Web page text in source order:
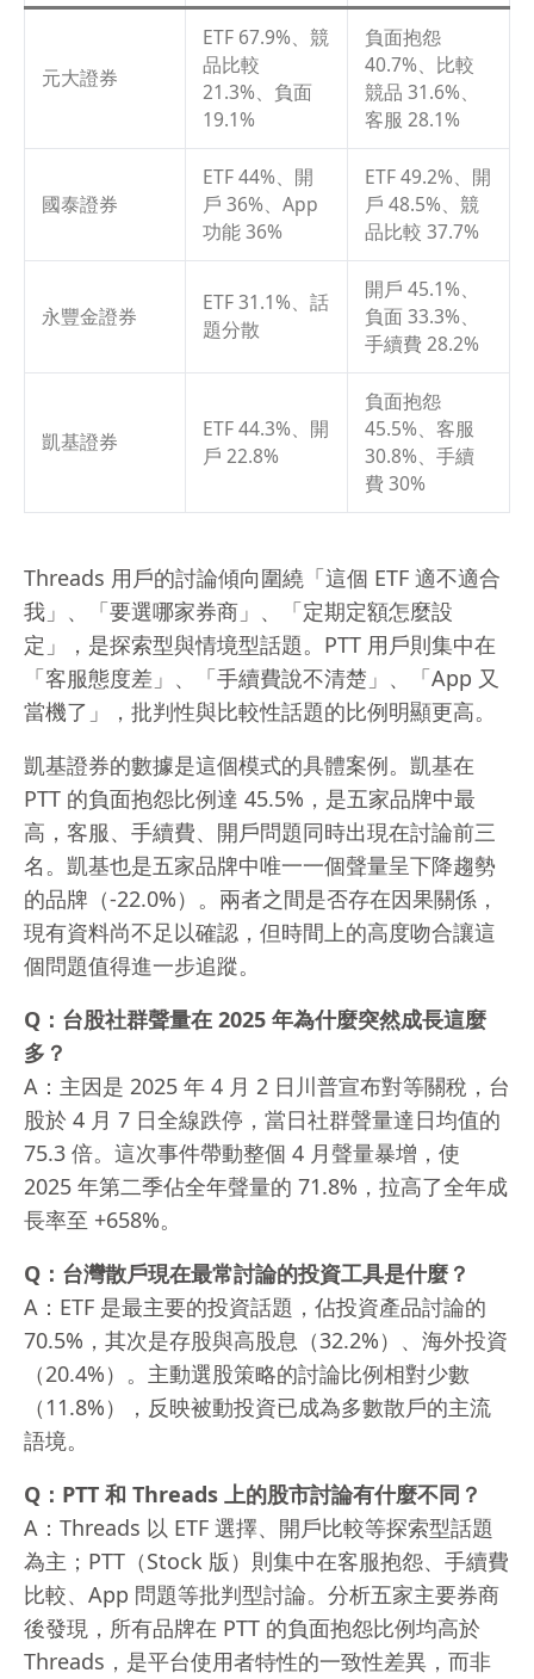
元大證券
ETF 67.9%、競
品比較
21.3%、負面
19.1%
負面抱怨
40.7%、比較
競品 31.6%、
客服 28.1%
國泰證券
ETF 44%、開
戶 36%、App
功能 36%
ETF 49.2%、開
戶 48.5%、競
品比較 37.7%
永豐金證券
ETF 31.1%、話
題分散
開戶 45.1%、
負面 33.3%、
手續費 28.2%
凱基證券
ETF 44.3%、開
戶 22.8%
負面抱怨
45.5%、客服
30.8%、手續
費 30%
Threads 用戶的討論傾向圍繞「這個 ETF 適不適合
我」、「要選哪家券商」、「定期定額怎麼設
定」，是探索型與情境型話題。PTT 用戶則集中在
「客服態度差」、「手續費說不清楚」、「App 又
當機了」，批判性與比較性話題的比例明顯更高。
凱基證券的數據是這個模式的具體案例。凱基在
PTT 的負面抱怨比例達 45.5%，是五家品牌中最
高，客服、手續費、開戶問題同時出現在討論前三
名。凱基也是五家品牌中唯一一個聲量呈下降趨勢
的品牌（-22.0%）。兩者之間是否存在因果關係，
現有資料尚不足以確認，但時間上的高度吻合讓這
個問題值得進一步追蹤。
Q：台股社群聲量在 2025 年為什麼突然成長這麼
多？
A：主因是 2025 年 4 月 2 日川普宣布對等關稅，台
股於 4 月 7 日全線跌停，當日社群聲量達日均值的
75.3 倍。這次事件帶動整個 4 月聲量暴增，使
2025 年第二季佔全年聲量的 71.8%，拉高了全年成
長率至 +658%。
Q：台灣散戶現在最常討論的投資工具是什麼？
A：ETF 是最主要的投資話題，佔投資產品討論的
70.5%，其次是存股與高股息（32.2%）、海外投資
（20.4%）。主動選股策略的討論比例相對少數
（11.8%），反映被動投資已成為多數散戶的主流
語境。
Q：PTT 和 Threads 上的股市討論有什麼不同？
A：Threads 以 ETF 選擇、開戶比較等探索型話題
為主；PTT（Stock 版）則集中在客服抱怨、手續費
比較、App 問題等批判型討論。分析五家主要券商
後發現，所有品牌在 PTT 的負面抱怨比例均高於
Threads，是平台使用者特性的一致性差異，而非